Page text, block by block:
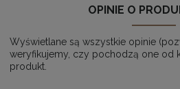
OPINIE O
Wyświetlane są wszystkie opinie
weryfikujemy, czy pochodzą one od
produkt.